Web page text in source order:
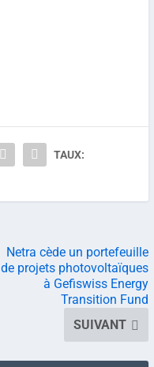
TAUX:
Netra cède un portefeuille
de projets photovoltaïques
à Gefiswiss Energy
Transition Fund
SUIVANT